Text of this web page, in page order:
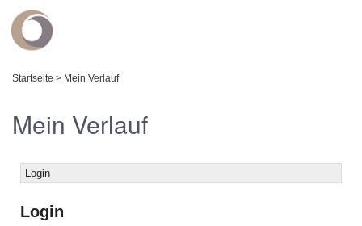
Startseite > Mein Verlauf
Mein Verlauf
Login
Login